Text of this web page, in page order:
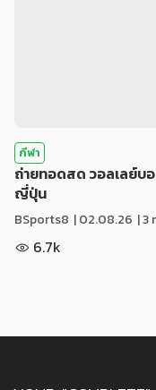
กีฬา
ถ่ายทอดสด วอลเลย์บ
ญี่ปุ่น
BSports8 |02.08.26 | 3
6.7k